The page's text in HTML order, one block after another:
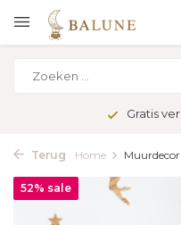
Gratis
Terug Home
52% sale